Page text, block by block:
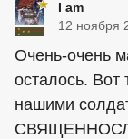
I am
12 ноября
Очень-очень
осталось. Вот
нашими